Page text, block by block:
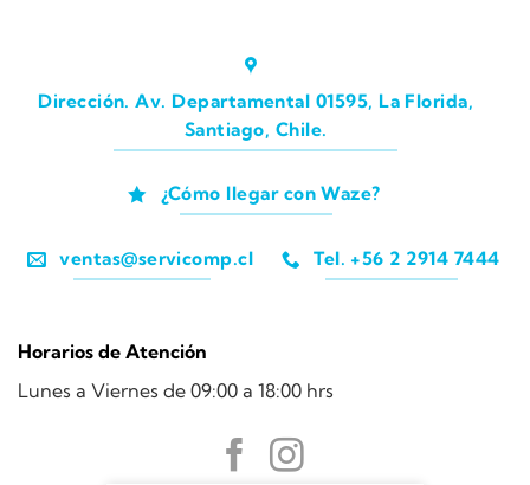
Dirección. Av. Departamental 01595, La Florida,
Santiago, Chile.
¿Cómo llegar con Waze?
ventas@servicomp.cl Tel. +56 2 2914 7444
Horarios de Atención
Lunes a Viernes de 09:00 a 18:00 hrs